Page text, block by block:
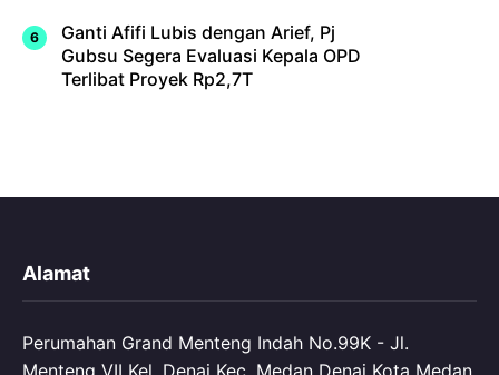
Ganti Afifi Lubis dengan Arief, Pj
Gubsu Segera Evaluasi Kepala OPD
Terlibat Proyek Rp2,7T
Alamat
Perumahan Grand Menteng Indah No.99K - Jl.